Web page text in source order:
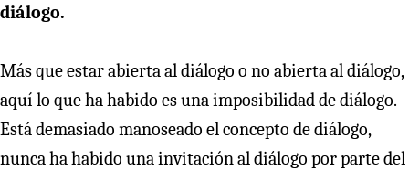
diálogo.
Más que estar abierta al diálogo o no abierta al diálogo,
aquí lo que ha habido es una imposibilidad de diálogo.
Está demasiado manoseado el concepto de diálogo,
nunca ha habido una invitación al diálogo por parte del